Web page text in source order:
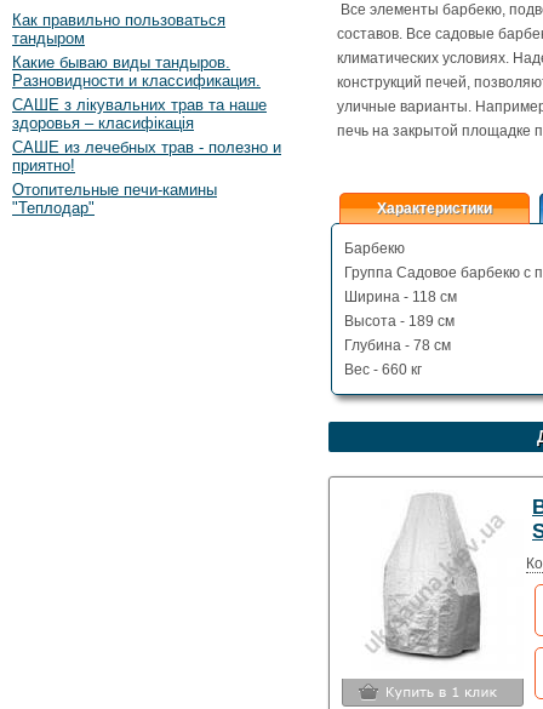
Как правильно пользоваться
тандыром
Какие бываю виды тандыров.
Разновидности и классификация.
САШЕ з лікувальних трав та наше
здоровья – класифікація
САШЕ из лечебных трав - полезно и
приятно!
Отопительные печи-камины
"Теплодар"
Все элементы барбекю,
составов. Все садовые
климатических условиях.
конструкций печей,
уличные варианты.
печь на закрытой площадке
Характеристики
Барбекю
Группа Садовое барбекю с
Ширина - 118 см
Высота - 189 см
Глубина - 78 см
Вес - 660 кг